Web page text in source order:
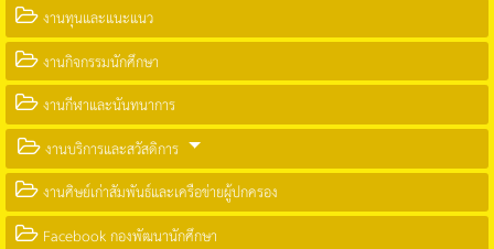
งานทุนและแนะแนว
งานกิจกรรมนักศึกษา
งานกีฬาและนันทนาการ
งานบริการและสวัสดิการ
งานศิษย์เก่าสัมพันธ์และเครือข่ายผู้ปกครอง
Facebook กองพัฒนานักศึกษา